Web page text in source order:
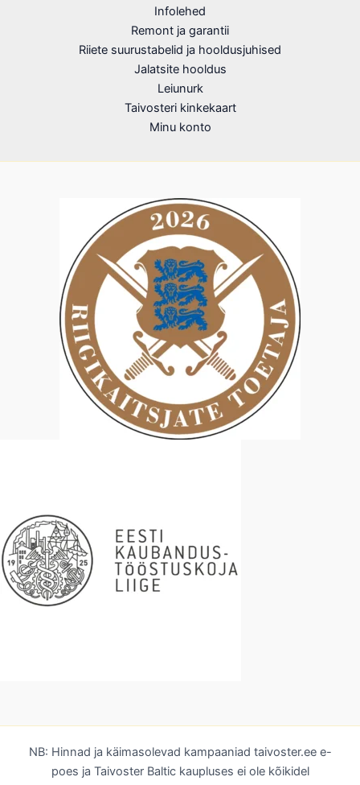
Infolehed
Remont ja garantii
Riiete suurustabelid ja hooldusjuhised
Jalatsite hooldus
Leiunurk
Taivosteri kinkekaart
Minu konto
NB: Hinnad ja käimasolevad kampaaniad taivoster.ee e-
poes ja Taivoster Baltic kaupluses ei ole kõikidel